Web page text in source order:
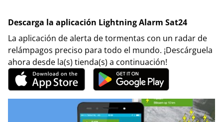
Descarga la aplicación Lightning Alarm Sat24
La aplicación de alerta de tormentas con un radar de
relámpagos preciso para todo el mundo. ¡Descárguela
ahora desde la(s) tienda(s) a continuación!